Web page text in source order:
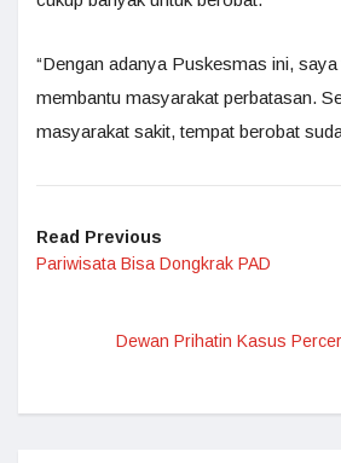
“Dengan adanya Puskesmas ini,
membantu masyarakat perbatasan.
masyarakat sakit, tempat berobat
Read Previous
Pariwisata Bisa Dongkrak PAD
Dewan Prihatin Kasus